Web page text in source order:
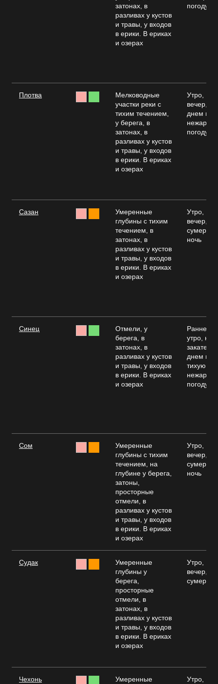
затонах, в
разливах у кустов
и травы, у входов
в ерики. В ериках
и озерах
погоду
Плотва
Мелководные
участки реки с
тихим течением,
у берега, в
затонах, в
разливах у кустов
и травы, у входов
в ерики. В ериках
и озерах
Утро,
вечер,
днем в
погоду
Сазан
Умеренные
глубины с тихим
течением, в
затонах, в
разливах у кустов
и травы, у входов
в ерики. В ериках
и озерах
Утро,
вечер,
сумерки,
ночь
Синец
Отмели, у
берега, в
затонах, в
разливах у кустов
и травы, у входов
в ерики. В ериках
и озерах
Раннее
утро, на
закате,
днем в
тихую,
нежаркую
погоду
Сом
Умеренные
глубины с тихим
течением, на
глубине у берега,
затоны,
просторные
отмели, в
разливах у кустов
и травы, у входов
в ерики. В ериках
и озерах
Утро,
вечер,
сумерки,
ночь
Судак
Умеренные
глубины у
берега,
просторные
отмели, в
затонах, в
разливах у кустов
и травы, у входов
в ерики. В ериках
и озерах
Утро,
вечер,
сумерки
Чехонь Умеренные Утро,